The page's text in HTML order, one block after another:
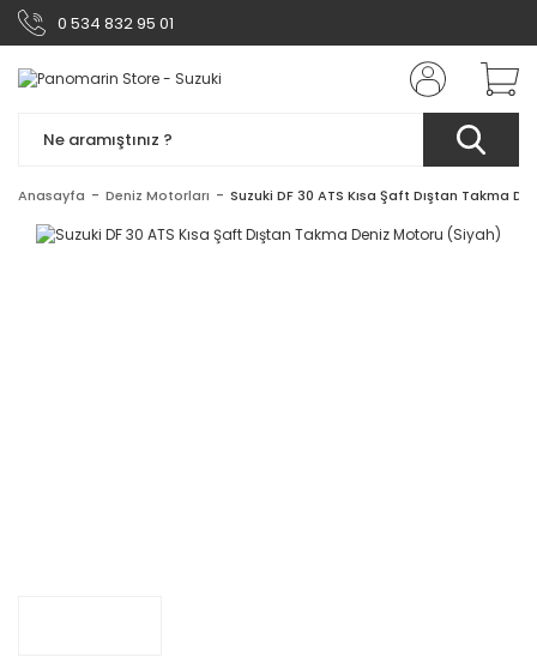
0 534 832 95 01
Anasayfa Deniz Motorları Suzuki DF 30 ATS Kısa Şaft Dıştan Takma